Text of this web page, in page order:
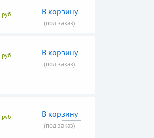
руб В корзину
(под заказ)
руб В корзину
(под заказ)
руб В корзину
(под заказ)